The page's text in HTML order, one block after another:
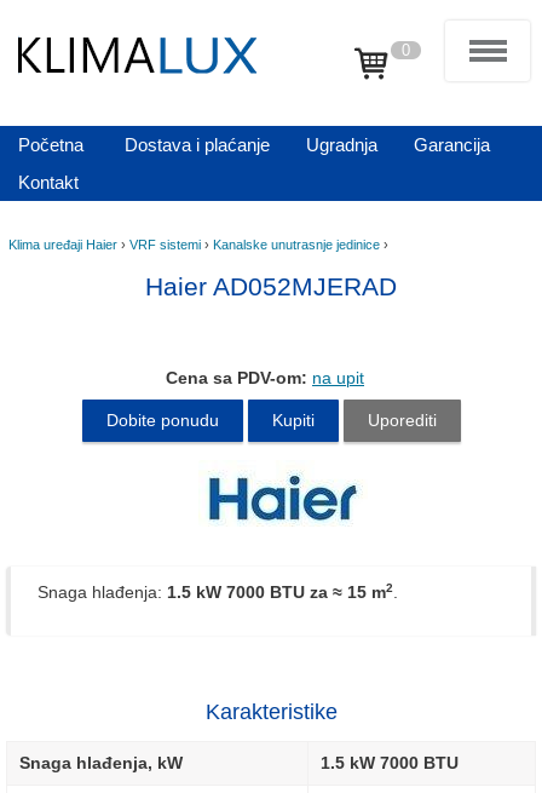
0
Početna Dostava i plaćanje Ugradnja
Garancija
Kontakt
Klima uređaji Haier › VRF sistemi › Kanalske unutrasnje jedinice ›
Haier AD052MJERAD
Cena sa PDV-om: na upit
Dobite ponudu Kupiti Uporediti
Snaga hlađenja: 1.5 kW 7000 BTU za ≈ 15 m2.
Karakteristike
Snaga hlađenja, kW 1.5 kW 7000 BTU